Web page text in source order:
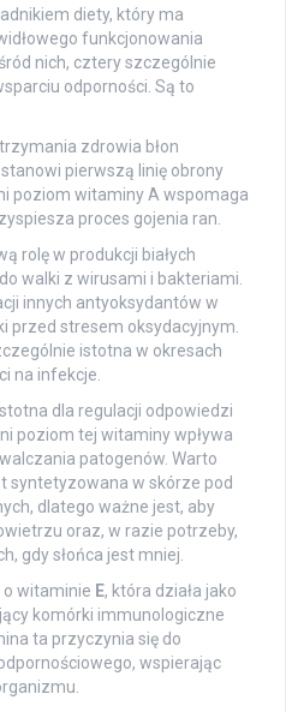
diety, który ma
funkcjonowania
nich, cztery szczególnie
odporności. Są to
zdrowia błon
pierwszą linię obrony
poziom witaminy A wspomaga
proces gojenia ran.
rolę w produkcji białych
walki z wirusami i bakteriami.
innych antyoksydantów w
przed stresem oksydacyjnym.
istotna w okresach
na infekcje.
dla regulacji odpowiedzi
poziom tej witaminy wpływa
patogenów. Warto
syntetyzowana w skórze pod
dlatego ważne jest, aby
oraz, w razie potrzeby,
gdy słońca jest mniej.
o witaminie E, która działa jako
komórki immunologiczne
ta przyczynia się do
wspierając